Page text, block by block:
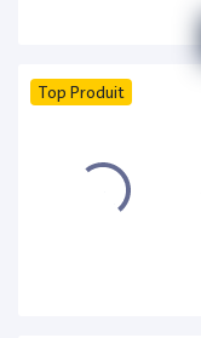
Top Produit